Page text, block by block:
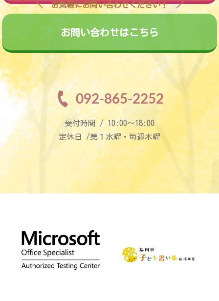
お気軽にお問い合わせください！
お問い合わせはこちら
092-865-2252
受付時間 / 10:00〜18:00
定休日 /第１水曜・毎週木曜